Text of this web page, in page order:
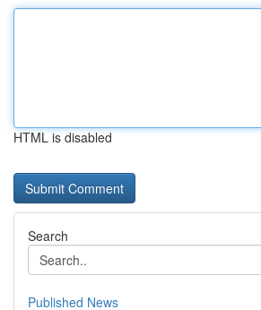
HTML is disabled
Search
Published News